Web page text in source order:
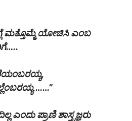
ಮತ್ತೊಮ್ಮೆ ಯೋಚಿಸಿ ಎಂಬ
……”
ಎಂದು ಪ್ರಾಣಿ ಶಾಸ್ತ್ರಜ್ಞರು